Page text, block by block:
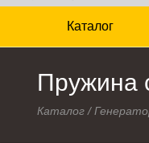
Каталог
Пружина
Каталог /